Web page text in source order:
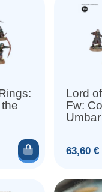
Ajouter au
Lord
Fw:
Prix
63,60 €